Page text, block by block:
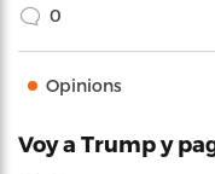
0
Opinions
Voy a Trump y